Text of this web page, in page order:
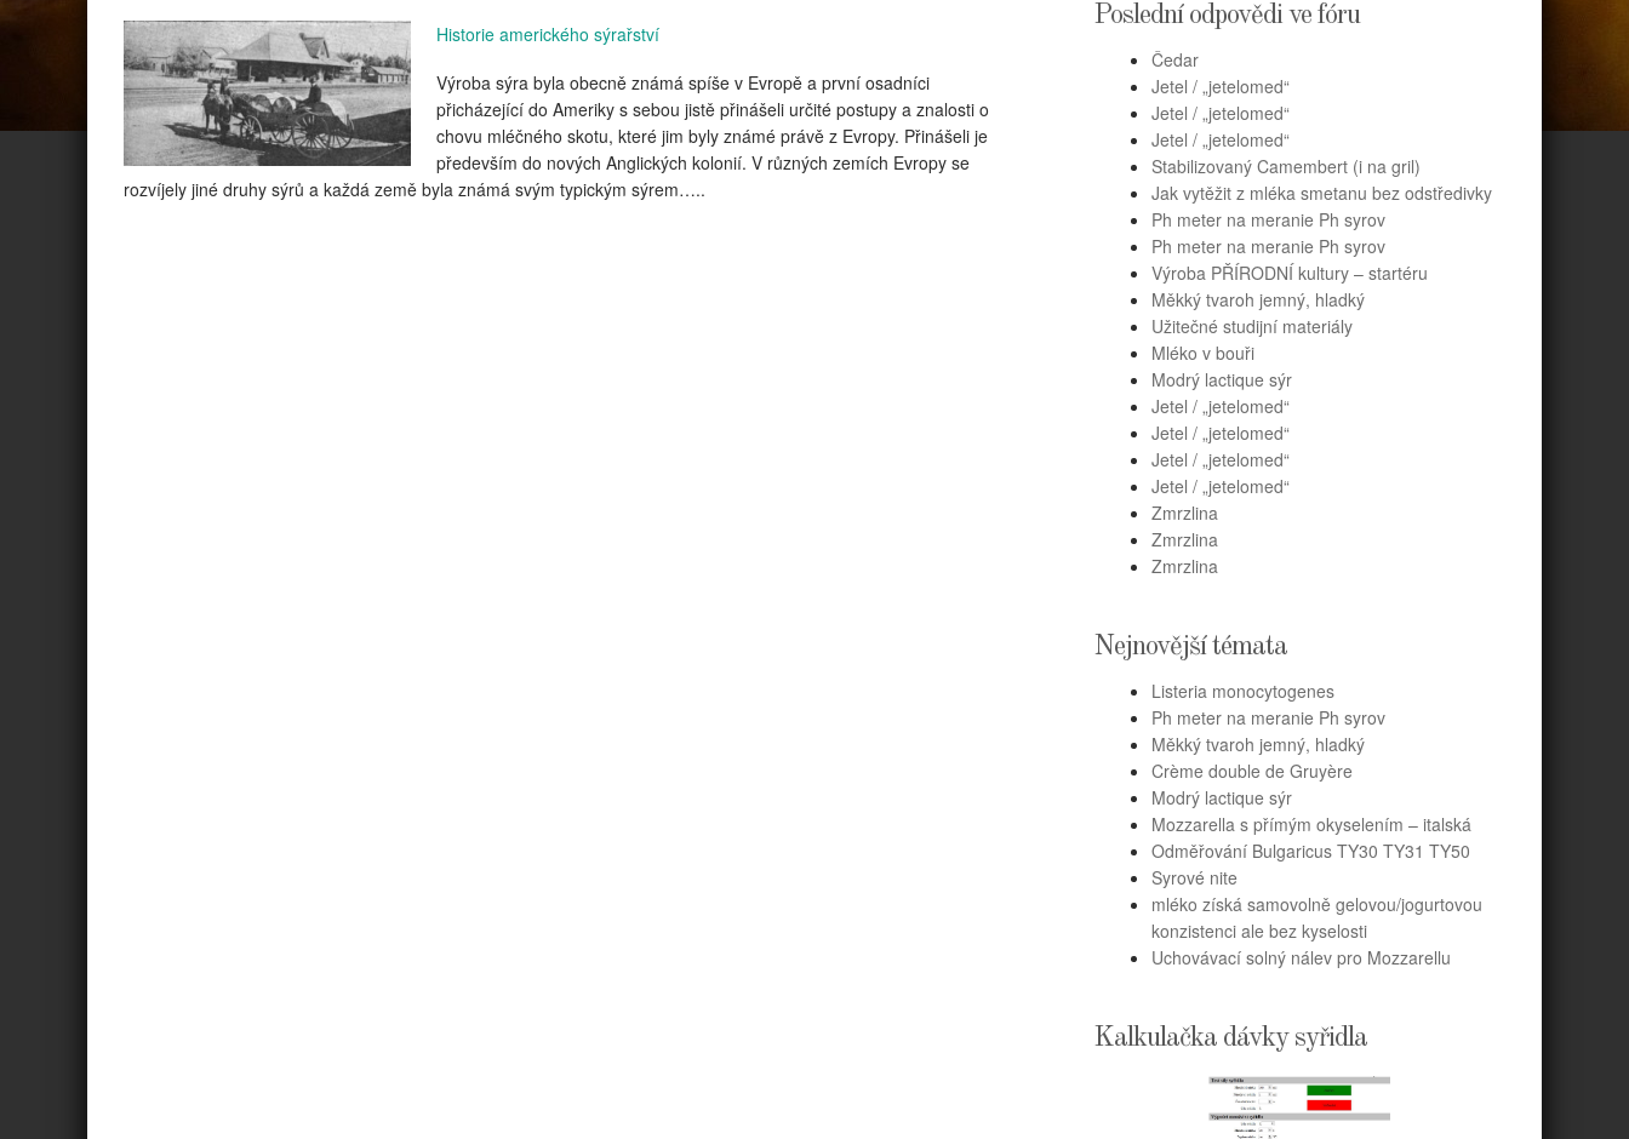
Historie amerického sýrařství
Výroba sýra byla obecně známá spíše v Evropě a první osadníci
přicházející do Ameriky s sebou jistě přinášeli určité postupy a znalosti o
chovu mléčného skotu, které jim byly známé právě z Evropy. Přinášeli je
především do nových Anglických kolonií. V různých zemích Evropy se
rozvíjely jiné druhy sýrů a každá země byla známá svým typickým sýrem…..
Poslední odpovědi ve fóru
Čedar
Jetel / „jetelomed“
Jetel / „jetelomed“
Jetel / „jetelomed“
Stabilizovaný Camembert (i na gril)
Jak vytěžit z mléka smetanu bez odstředivky
Ph meter na meranie Ph syrov
Ph meter na meranie Ph syrov
Výroba PŘÍRODNÍ kultury – startéru
Měkký tvaroh jemný, hladký
Užitečné studijní materiály
Mléko v bouři
Modrý lactique sýr
Jetel / „jetelomed“
Jetel / „jetelomed“
Jetel / „jetelomed“
Jetel / „jetelomed“
Zmrzlina
Zmrzlina
Zmrzlina
Nejnovější témata
Listeria monocytogenes
Ph meter na meranie Ph syrov
Měkký tvaroh jemný, hladký
Crème double de Gruyère
Modrý lactique sýr
Mozzarella s přímým okyselením – italská
Odměřování Bulgaricus TY30 TY31 TY50
Syrové nite
mléko získá samovolně gelovou/jogurtovou
konzistenci ale bez kyselosti
Uchovávací solný nálev pro Mozzarellu
Kalkulačka dávky syřidla